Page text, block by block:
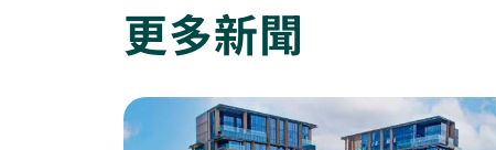
更多新聞